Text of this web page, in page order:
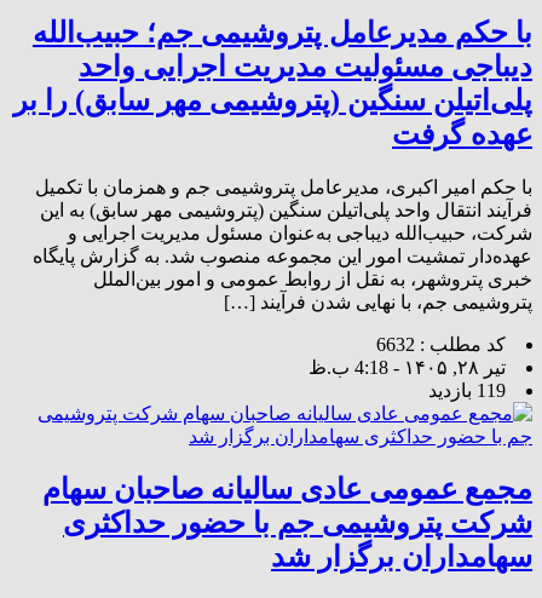
با حکم مدیرعامل پتروشیمی جم؛ حبیب‌الله
دیباجی مسئولیت مدیریت اجرایی واحد
پلی‌اتیلن سنگین (پتروشیمی مهر سابق) را بر
عهده گرفت
با حکم امیر اکبری، مدیرعامل پتروشیمی جم و همزمان با تکمیل
فرآیند انتقال واحد پلی‌اتیلن سنگین (پتروشیمی مهر سابق) به این
شرکت، حبیب‌الله دیباجی به‌عنوان مسئول مدیریت اجرایی و
عهده‌دار تمشیت امور این مجموعه منصوب شد. به گزارش پایگاه
خبری پتروشهر، به نقل از روابط عمومی و امور بین‌الملل
پتروشیمی جم، با نهایی شدن فرآیند […]
کد مطلب : 6632
تیر ۲۸, ۱۴۰۵ - 4:18 ب.ظ
119 بازدید
مجمع عمومی عادی سالیانه صاحبان سهام
شرکت پتروشیمی جم با حضور حداکثری
سهامداران برگزار شد